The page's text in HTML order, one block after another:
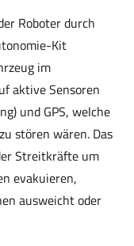
Roboter durch
Kit
im
aktive Sensoren
und GPS, welche
stören wären. Das
Streitkräfte um
evakuieren,
ausweicht oder